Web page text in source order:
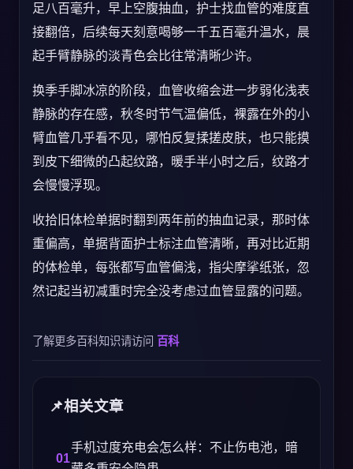
足八百毫升，早上空腹抽血，护士找血管的难度直
接翻倍，后续每天刻意喝够一千五百毫升温水，晨
起手臂静脉的淡青色会比往常清晰少许。
换季手脚冰凉的阶段，血管收缩会进一步弱化浅表
静脉的存在感，秋冬时节气温偏低，裸露在外的小
臂血管几乎看不见，哪怕反复揉搓皮肤，也只能摸
到皮下细微的凸起纹路，暖手半小时之后，纹路才
会慢慢浮现。
收拾旧体检单据时翻到两年前的抽血记录，那时体
重偏高，单据背面护士标注血管清晰，再对比近期
的体检单，每张都写血管偏浅，指尖摩挲纸张，忽
然记起当初减重时完全没考虑过血管显露的问题。
了解更多百科知识请访问 百科
相关文章
手机过度充电会怎么样：不止伤电池，暗